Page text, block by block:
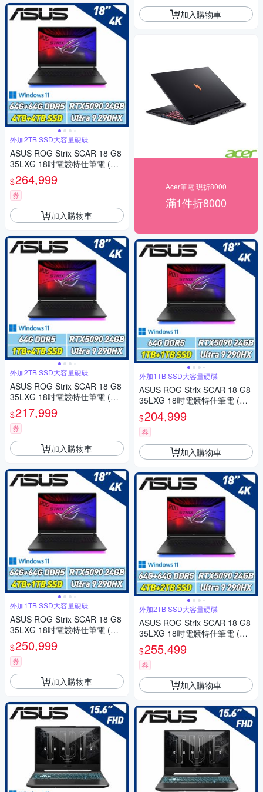
外加2TB SSD大容量硬碟
ASUS ROG Strix SCAR 18 G8
35LXG 18吋電競特仕筆電 (U9-
290HX Plus/64GB*2/4TB+4TB
SSD/RTX5090/闇夜黑)
$264,999
券
加入購物車
外加2TB SSD大容量硬碟
ASUS ROG Strix SCAR 18 G8
35LXG 18吋電競特仕筆電 (U9-
290HX Plus/64GB/1TB+4TB S
SD/RTX5090/闇夜黑)
$217,999
券
加入購物車
外加1TB SSD大容量硬碟
ASUS ROG Strix SCAR 18 G8
35LXG 18吋電競特仕筆電 (U9-
290HX Plus/64GB*2/4TB+1TB
SSD/RTX5090/闇夜黑)
$250,999
券
加入購物車
加入購物車
Acer筆電 現折8000
滿1件折8000
外加1TB SSD大容量硬碟
ASUS ROG Strix SCAR 18 G8
35LXG 18吋電競特仕筆電 (U9-
290HX Plus/64GB/1TB+1TB S
SD/RTX5090/闇夜黑)
$204,999
券
加入購物車
外加2TB SSD大容量硬碟
ASUS ROG Strix SCAR 18 G8
35LXG 18吋電競特仕筆電 (U9-
290HX Plus/64GB*2/4TB+2TB
SSD/RTX5090/闇夜黑)
$255,499
券
加入購物車